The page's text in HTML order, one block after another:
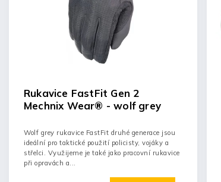
Rukavice FastFit Gen 2
Mechnix Wear® - wolf grey
Wolf grey rukavice FastFit druhé generace jsou
ideální pro taktické použití policisty, vojáky a
střelci. Využijeme je také jako pracovní rukavice
při opravách a...